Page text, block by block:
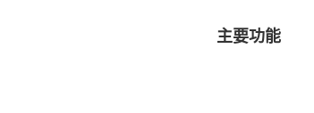
主要功能